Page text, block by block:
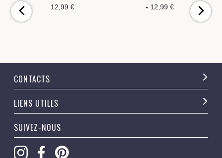
12,99 €
- 12,99 €
CONTACTS
LIENS UTILES
SUIVEZ-NOUS